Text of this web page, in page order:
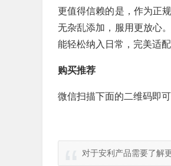
更值得信赖的是，作为正
无杂乱添加，服用更放心
能轻松纳入日常，完美适
购买推荐
微信扫描下面的二维码即
对于安利产品需要了解